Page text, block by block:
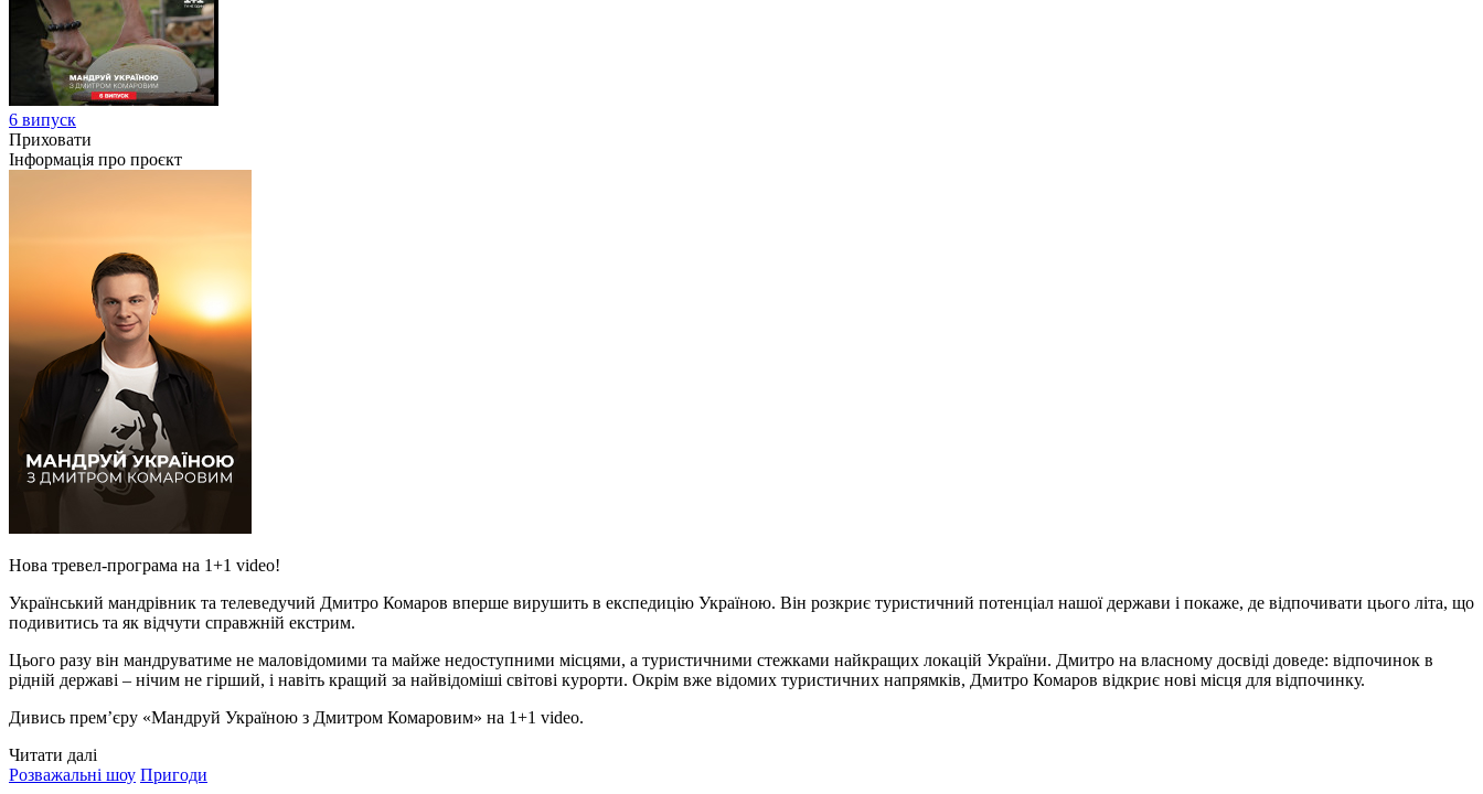
6 випуск
Приховати
Інформація про проєкт
Нова тревел-програма на 1+1 video!
Український мандрівник та телеведучий Дмитро Комаров вперше вирушить в експедицію Україною. Він розкриє туристичний потенціал нашої держави і покаже, де відпочивати цього літа, що
подивитись та як відчути справжній екстрим.
Цього разу він мандруватиме не маловідомими та майже недоступними місцями, а туристичними стежками найкращих локацій України. Дмитро на власному досвіді доведе: відпочинок в
рідній державі – нічим не гірший, і навіть кращий за найвідоміші світові курорти. Окрім вже відомих туристичних напрямків, Дмитро Комаров відкриє нові місця для відпочинку.
Дивись прем’єру «Мандруй Україною з Дмитром Комаровим» на 1+1 video.
Читати далі
Розважальні шоу Пригоди